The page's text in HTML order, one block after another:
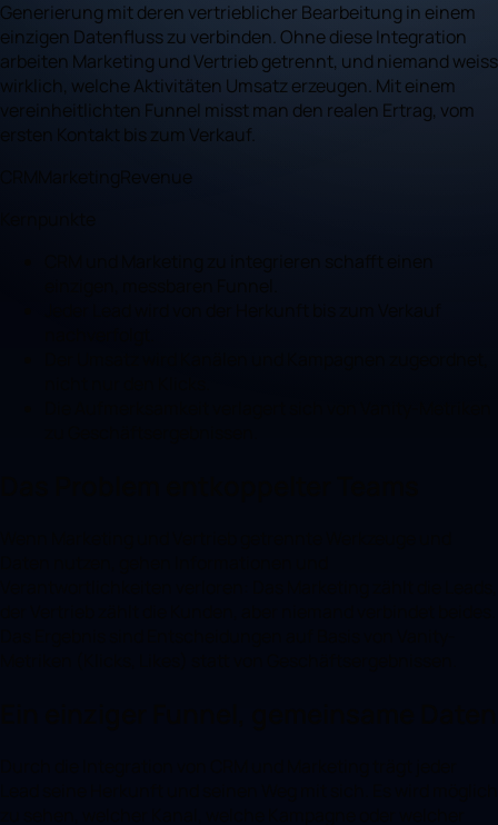
Generierung mit deren vertrieblicher Bearbeitung in einem
einzigen Datenfluss zu verbinden. Ohne diese Integration
arbeiten Marketing und Vertrieb getrennt, und niemand weiss
wirklich, welche Aktivitäten Umsatz erzeugen. Mit einem
vereinheitlichten Funnel misst man den realen Ertrag, vom
ersten Kontakt bis zum Verkauf.
Marketing Revenue